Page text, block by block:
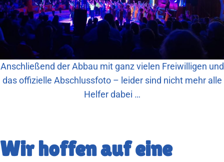
Anschließend der Abbau mit ganz vielen Freiwilligen und
das offizielle Abschlussfoto – leider sind nicht mehr alle
Helfer dabei …
Wir hoffen auf eine